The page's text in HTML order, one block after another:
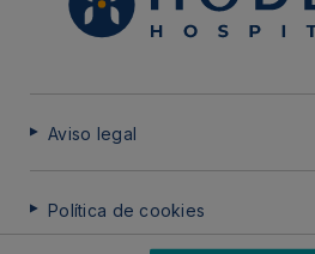
Aviso legal
Política de cookies